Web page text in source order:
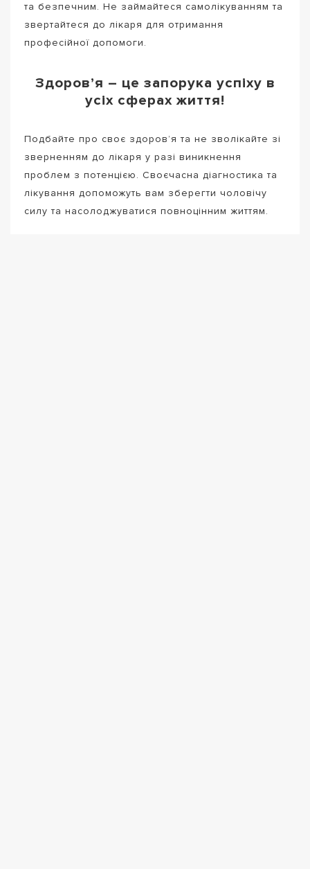
та безпечним. Не займайтеся самолікуванням та
звертайтеся до лікаря для отримання
професійної допомоги.
Здоров’я – це запорука успіху в
усіх сферах життя!
Подбайте про своє здоров’я та не зволікайте зі
зверненням до лікаря у разі виникнення
проблем з потенцією. Своєчасна діагностика та
лікування допоможуть вам зберегти чоловічу
силу та насолоджуватися повноцінним життям.